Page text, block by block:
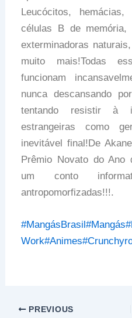
Leucócitos, hemácias,
células B de
exterminadoras
muito mais!Todas
funcionam
nunca descansando
tentando resistir à
estrangeiras como
inevitável final!De
Prêmio Novato do Ano
um conto
antropomorfizadas!!!.
#MangásBrasil#Mangás
Work#Animes
PREVIOUS